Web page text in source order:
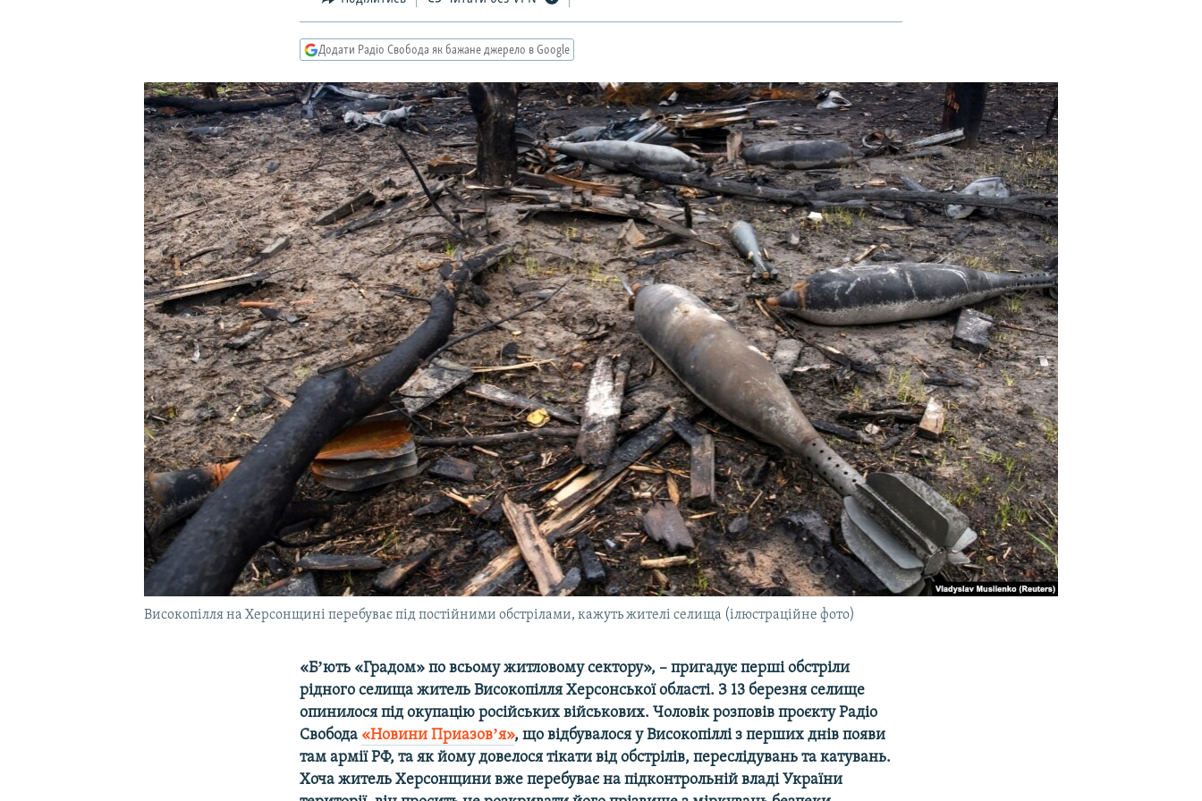
Додати Радіо Свобода як бажане джерело в Google
Високопілля на Херсонщині перебуває під постійними обстрілами, кажуть жителі селища (ілюстраційне фото)
«Бʼють «Градом» по всьому житловому сектору», – пригадує перші обстріли
рідного селища житель Високопілля Херсонської області. З 13 березня селище
опинилося під окупацію російських військових. Чоловік розповів проєкту Радіо
Свобода «Новини Приазовʼя», що відбувалося у Високопіллі з перших днів появи
там армії РФ, та як йому довелося тікати від обстрілів, переслідувань та катувань.
Хоча житель Херсонщини вже перебуває на підконтрольній владі України